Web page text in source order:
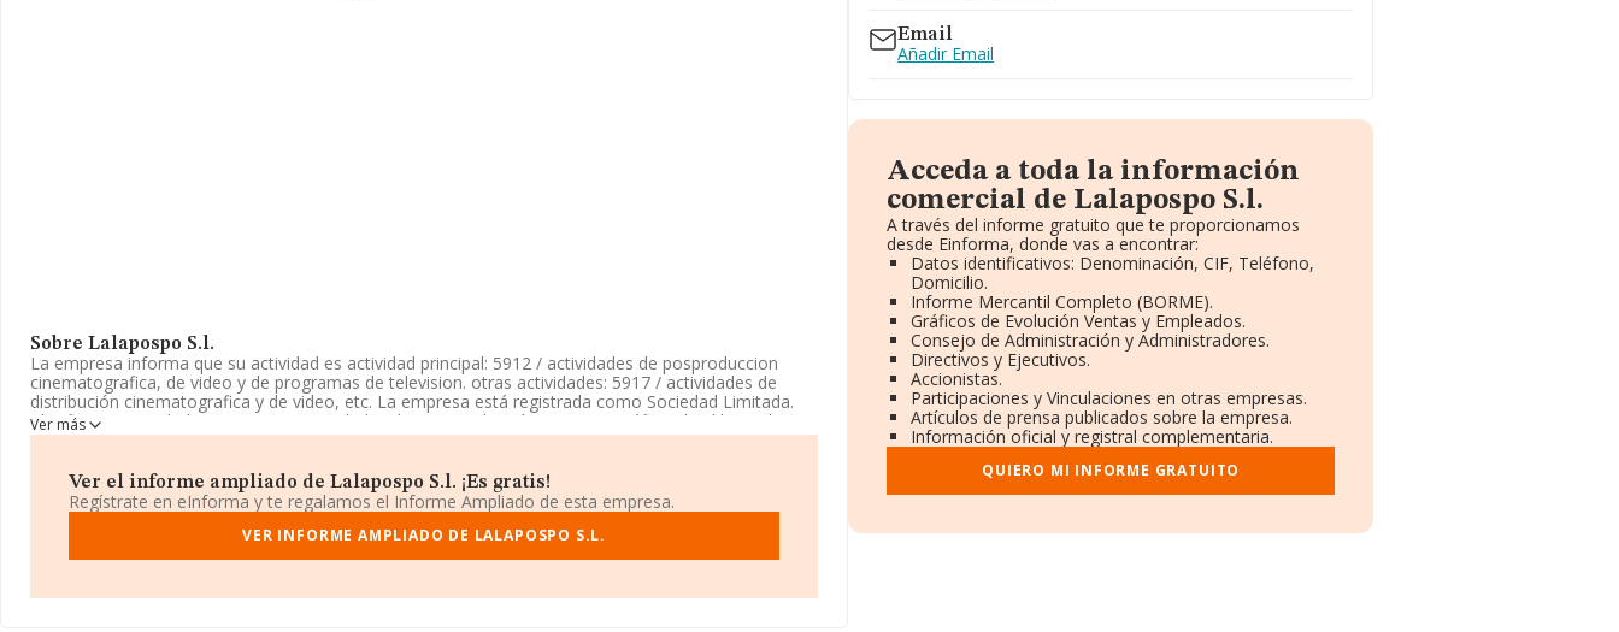
Sobre Lalapospo S.l.
La empresa informa que su actividad es actividad principal: 5912 / actividades de posproduccion
cinematografica, de video y de programas de television. otras actividades: 5917 / actividades de
distribución cinematografica y de video, etc. La empresa está registrada como Sociedad Limitada.
Clasifica su actividad CNAE como 'Actividades de postproducción cinematográfica, de vídeo y de
programas de televisión', código 5912. No realiza actividad de importación y/o exportación.
Puedes visitar su sitio web:www.lalapospo.com.
La empresaLalapospo S.L, B21769153, tiene domicilio fiscal en Calle Valencia núm. 333 P. 2 Pta. 2,
(08009), en el municipio de Barcelona, Cataluña.
facturación asciende a 626 millones de euros y el promedio de la facturación de ventas entre todas
Ver más
Ver el informe ampliado de Lalapospo S.l. ¡Es gratis!
Regístrate en eInforma y te regalamos el Informe Ampliado de esta empresa.
VER INFORME AMPLIADO DE LALAPOSPO S.L.
Email
Añadir Email
Acceda a toda la información
comercial de Lalapospo S.l.
A través del informe gratuito que te proporcionamos
desde Einforma, donde vas a encontrar:
Datos identificativos: Denominación, CIF, Teléfono,
Domicilio.
Informe Mercantil Completo (BORME).
Gráficos de Evolución Ventas y Empleados.
Consejo de Administración y Administradores.
Directivos y Ejecutivos.
Accionistas.
Participaciones y Vinculaciones en otras empresas.
Artículos de prensa publicados sobre la empresa.
Información oficial y registral complementaria.
QUIERO MI INFORME GRATUITO